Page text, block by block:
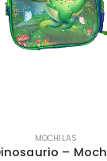
MOCHILAS